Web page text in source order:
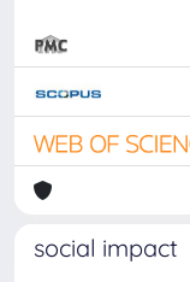
social impact